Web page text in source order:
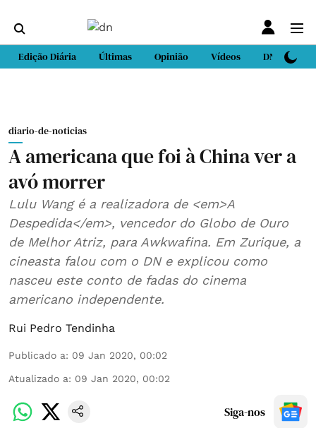
Edição Diária Últimas Opinião Vídeos DN Sport
diario-de-noticias
A americana que foi à China ver a
avó morrer
Lulu Wang é a realizadora de <em>A
Despedida</em>, vencedor do Globo de Ouro
de Melhor Atriz, para Awkwafina. Em Zurique, a
cineasta falou com o DN e explicou como
nasceu este conto de fadas do cinema
americano independente.
Rui Pedro Tendinha
Publicado a: 09 Jan 2020, 00:02
Atualizado a: 09 Jan 2020, 00:02
Siga-nos